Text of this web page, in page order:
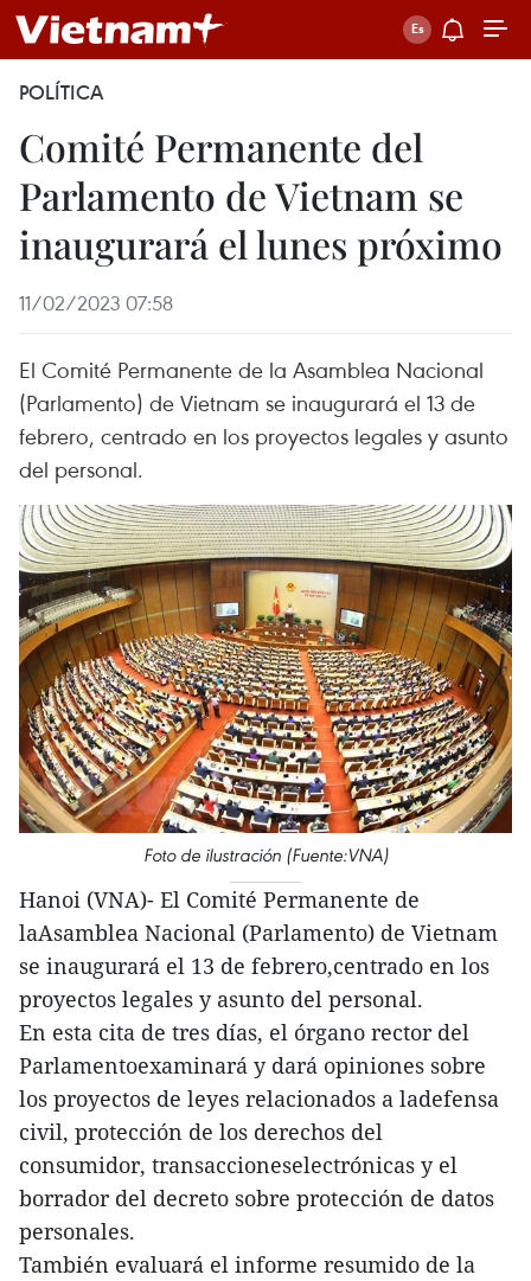
POLÍTICA
Comité Permanente del
Parlamento de Vietnam se
inaugurará el lunes próximo
11/02/2023 07:58
El Comité Permanente de la Asamblea Nacional
(Parlamento) de Vietnam se inaugurará el 13 de
febrero, centrado en los proyectos legales y asunto
del personal.
Foto de ilustración (Fuente:VNA)
Hanoi (VNA)- El Comité Permanente de
laAsamblea Nacional (Parlamento) de Vietnam
se inaugurará el 13 de febrero,centrado en los
proyectos legales y asunto del personal.
En esta cita de tres días, el órgano rector del
Parlamentoexaminará y dará opiniones sobre
los proyectos de leyes relacionados a ladefensa
civil, protección de los derechos del
consumidor, transaccioneselectrónicas y el
borrador del decreto sobre protección de datos
personales.
También evaluará el informe resumido de la